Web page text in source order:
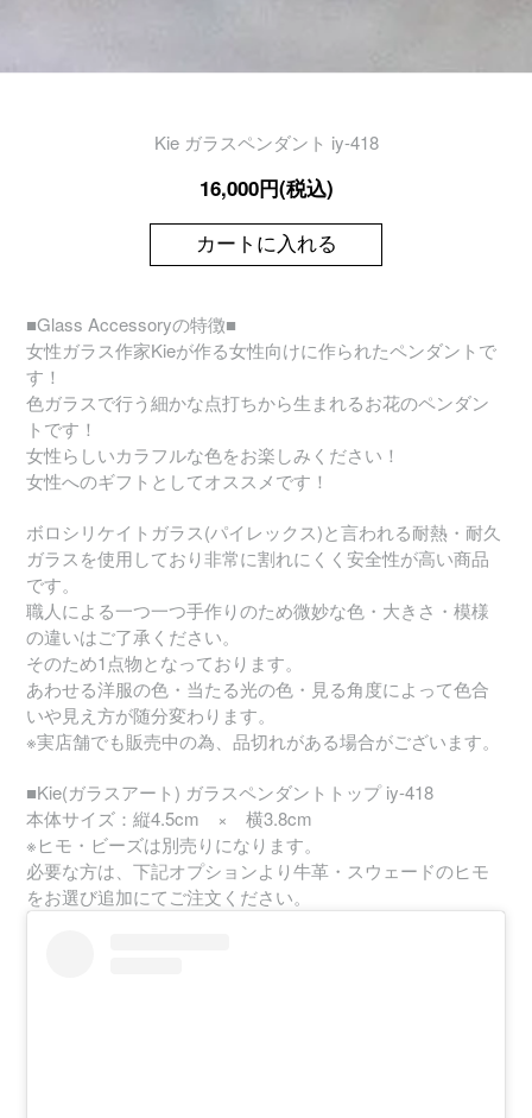
Kie ガラスペンダント iy-418
16,000円(税込)
カートに入れる
■Glass Accessoryの特徴■
女性ガラス作家Kieが作る女性向けに作られたペンダントで
す！
色ガラスで行う細かな点打ちから生まれるお花のペンダン
トです！
女性らしいカラフルな色をお楽しみください！
女性へのギフトとしてオススメです！
ボロシリケイトガラス(パイレックス)と言われる耐熱・耐久
ガラスを使用しており非常に割れにくく安全性が高い商品
です。
職人による一つ一つ手作りのため微妙な色・大きさ・模様
の違いはご了承ください。
そのため1点物となっております。
あわせる洋服の色・当たる光の色・見る角度によって色合
いや見え方が随分変わります。
※実店舗でも販売中の為、品切れがある場合がございます。
■Kie(ガラスアート) ガラスペンダントトップ iy-418
本体サイズ：縦4.5cm × 横3.8cm
※ヒモ・ビーズは別売りになります。
必要な方は、下記オプションより牛革・スウェードのヒモ
をお選び追加にてご注文ください。